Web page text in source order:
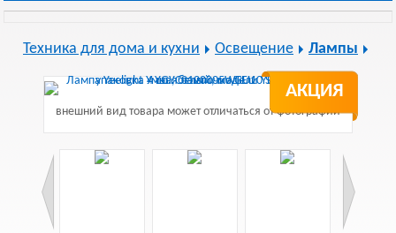
Техника для дома и кухни Освещение Лампы
АКЦИЯ
внешний вид товара может отличаться от фотографии